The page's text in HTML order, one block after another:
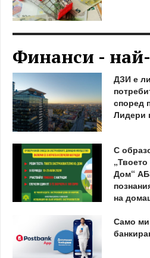
Финанси -
ДЗИ е
според
Лидери
С
Дом“
на
Само